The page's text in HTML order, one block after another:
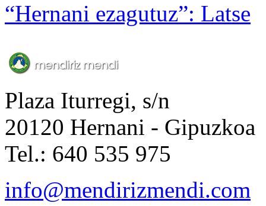
“Hernani ezagutuz”: Latse
Plaza Iturregi, s/n
20120 Hernani - Gipuzkoa
Tel.: 640 535 975
info@mendirizmendi.com